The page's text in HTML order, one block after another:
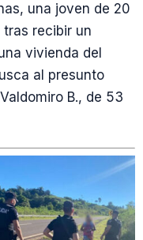
una joven de 20
recibir un
vivienda del
al presunto
B., de 53